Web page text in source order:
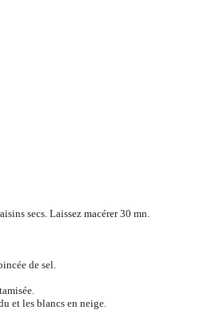
secs. Laissez macérer 30 mn.
de sel.
et les blancs en neige.